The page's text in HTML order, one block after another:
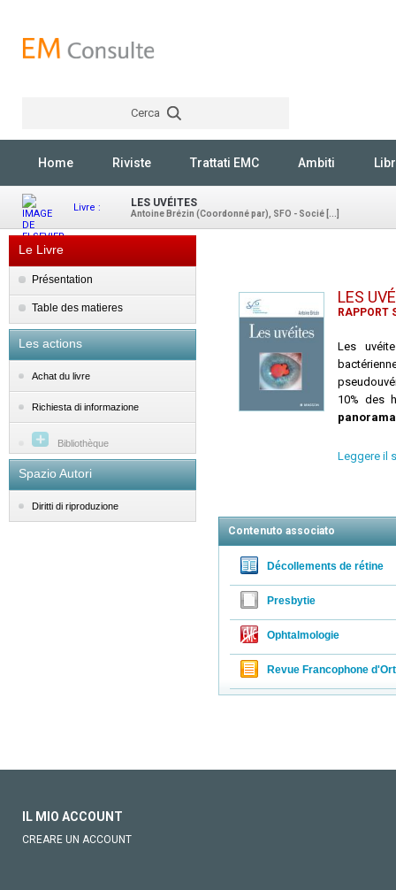
Cerca
Home Riviste Trattati EMC Ambiti
Livre : LES UVÉITES
Antoine Brézin (Coordonné par), SFO - Socié [...]
Le Livre
Présentation
Table des matieres
Les actions
Achat du livre
Richiesta di informazione
Bibliothèque
Spazio Autori
Diritti di riproduzione
LES
RAPPORT
Les
10% des
Leggere il
Contenuto associato
Décollements de rétine
Presbytie
Ophtalmologie
Revue Francophone
IL MIO ACCOUNT
CREARE UN ACCOUNT